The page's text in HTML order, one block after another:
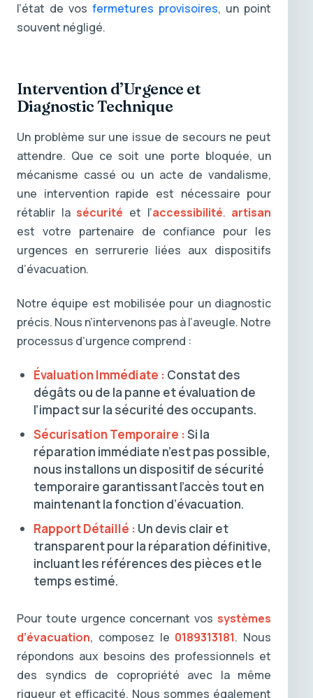
l’état de vosfermetures provisoires, un point
souvent négligé.
Intervention d’Urgence et
Diagnostic Technique
Un problème sur une issue de secours ne peut
attendre. Que ce soit une porte bloquée, un
mécanisme cassé ou un acte de vandalisme,
une intervention rapide est nécessaire pour
rétablir la sécurité et l’accessibilité. artisan
est votre partenaire de confiance pour les
urgences en serrurerie liées aux dispositifs
d’évacuation.
Notre équipe est mobilisée pour un diagnostic
précis. Nous n’intervenons pas à l’aveugle. Notre
processus d’urgence comprend :
Évaluation Immédiate : Constat des
dégâts ou de la panne et évaluation de
l’impact sur la sécurité des occupants.
Sécurisation Temporaire :Si la
réparation immédiate n’est pas possible,
nous installons un dispositif de sécurité
temporaire garantissant l’accès tout en
maintenant la fonction d’évacuation.
Rapport Détaillé : Un devis clair et
transparent pour la réparation définitive,
incluant les références des pièces et le
temps estimé.
Pour toute urgence concernant vos systèmes
d’évacuation, composez le 0189313181. Nous
répondons aux besoins des professionnels et
des syndics de copropriété avec la même
rigueur et efficacité. Nous sommes également